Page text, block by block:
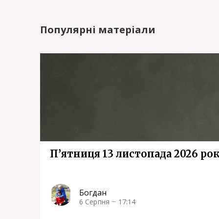
Популярні матеріали
П’ятниця 13 листопада 2026
Богдан
6 Серпня 17:14